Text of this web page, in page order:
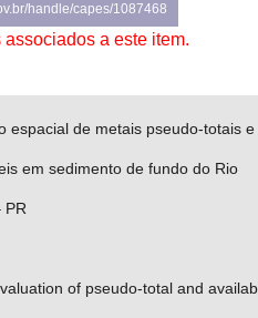
handle/capes/1087468
a este item.
espacial de metais pseudo-totais e
em sedimento de fundo do Rio
PR
of pseudo-total and